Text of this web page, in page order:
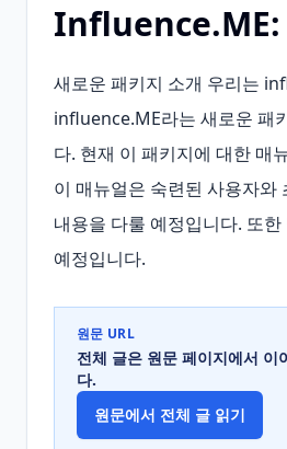
Influence.ME:
새로운 패키지 소개 우리는
influence.ME라는 새로운 패
다. 현재 이 패키지에 대한 매
이 매뉴얼은 숙련된 사용자와
내용을 다룰 예정입니다. 또
예정입니다.
원문 URL
전체 글은 원문 페이지에서 이
다.
원문에서 전체 글 읽기